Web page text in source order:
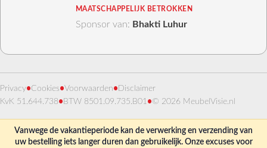
MAATSCHAPPELIJK BETROKKEN
Sponsor van: Bhakti Luhur
Privacy•Cookies•Voorwaarden• Disclaimer
KvK 51.644.738• BTW 8501.09.735.B01•© 2026 MeubelVisie.nl
Vanwege de vakantieperiode kan de verwerking en verzending van
uw bestelling iets langer duren dan gebruikelijk. Onze excuses voor